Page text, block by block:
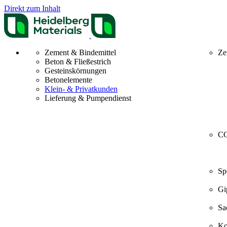
Direkt zum Inhalt
Zement & Bindemittel
Beton & Fließestrich
Gesteinskörnungen
Betonelemente
Klein- & Privatkunden
Lieferung & Pumpendienst